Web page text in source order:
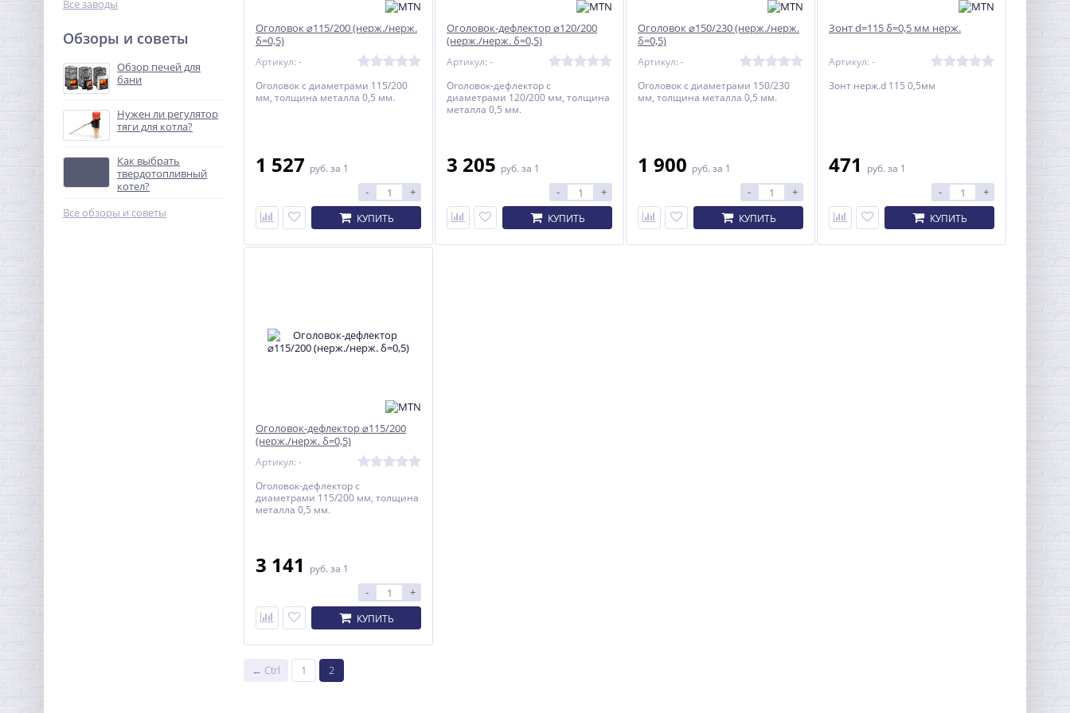
Все заводы
Обзоры и советы
Обзор печей для
бани
Нужен ли регулятор
тяги для котла?
Как выбрать
твердотопливный
котел?
Все обзоры и советы
Оголовок ⌀115/200 (нерж./нерж.
δ=0,5)
Артикул: -
Оголовок с диаметрами 115/200
мм, толщина металла 0,5 мм.
1 527 руб. за 1
- +
КУПИТЬ
Оголовок-дефлектор ⌀120/200
(нерж./нерж. δ=0,5)
Артикул: -
Оголовок-дефлектор с
диаметрами 120/200 мм, толщина
металла 0,5 мм.
3 205 руб. за 1
- +
КУПИТЬ
Оголовок ⌀150/230 (нерж./нерж.
δ=0,5)
Артикул: -
Оголовок с диаметрами 150/230
мм, толщина металла 0,5 мм.
1 900 руб. за 1
- +
КУПИТЬ
Зонт d=115 δ=0,5 мм нерж.
Артикул: -
Зонт нерж.d 115 0,5мм
471 руб. за 1
- +
КУПИТЬ
Оголовок-дефлектор ⌀115/200
(нерж./нерж. δ=0,5)
Артикул: -
Оголовок-дефлектор с
диаметрами 115/200 мм, толщина
металла 0,5 мм.
3 141 руб. за 1
- +
КУПИТЬ
← Ctrl 1 2